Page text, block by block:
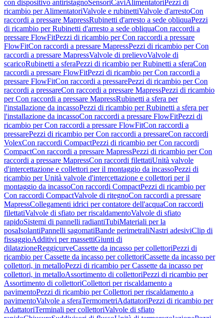
con dispositivo antiristagnoSensoriCaviAlimentatori Pezzi di
ricambio per AlimentatoriValvole e rubinettiValvole d'arrestoCon
raccordi a pressare MapressRubinetti d'arresto a sede obliquaPezzi
di ricambio per Rubinetti d'arresto a sede obliquaCon raccordi a
pressare FlowFitPezzi di ricambio per Con raccordi a pressare
FlowFitCon raccordi a pressare MapressPezzi di ricambio per Con
raccordi a pressare MapressValvole di prelievoValvole di
scaricoRubinetti a sferaPezzi di ricambio per Rubinetti a sferaCon
raccordi a pressare FlowFitPezzi di ricambio per Con raccordi a
pressare FlowFitCon raccordi a pressarePezzi di ricambio per Con
raccordi a pressareCon raccordi a pressare MapressPezzi di ricambio
per Con raccordi a pressare MapressRubinetti a sfera per
l'installazione da incassoPezzi di ricambio per Rubinetti a sfera per
l'installazione da incassoCon raccordi a pressare FlowFitPezzi di
ricambio per Con raccordi a pressare FlowFitCon raccordi a
pressarePezzi di ricambio per Con raccordi a pressareCon raccordi
VolexCon raccordi CompactPezzi di ricambio per Con raccordi
CompactCon raccordi a pressare MapressPezzi di ricambio per Con
raccordi a pressare MapressCon raccordi filettatiUnità valvole
d'intercettazione e collettori per il montaggio da incassoPezzi di
ricambio per Unità valvole d'intercettazione e collettori per il
montaggio da incassoCon raccordi CompactPezzi di ricambio per
Con raccordi CompactValvole di ritegnoCon raccordi a pressare
MapressCollegamenti idrici per contatore dell'acquaCon raccordi
filettatiValvole di sfiato per riscaldamentoValvole di sfiato
rapidoSistemi di pannelli radiantiTubiMateriali per la
posaIsolantiPannelli sagomatiBande perimetraliNastri adesiviClip di
fissaggioAdditivi per massettiGiunti di
dilatazioneReggicurveCassette da incasso per collettoriPezzi di
ricambio per Cassette da incasso per collettoriCassette da incasso per
collettori, in metalloPezzi di ricambio per Cassette da incasso per
collettori, in metalloAssortimento di collettoriPezzi di ricambio per
Assortimento di collettoriCollettori per riscaldamento a
pavimentoPezzi di ricambio per Collettori per riscaldamento a
pavimentoValvole a sferaTermometriAdattatoriPezzi di ricambio per
AdattatoriTerminali per collettoriValvole di sfiato